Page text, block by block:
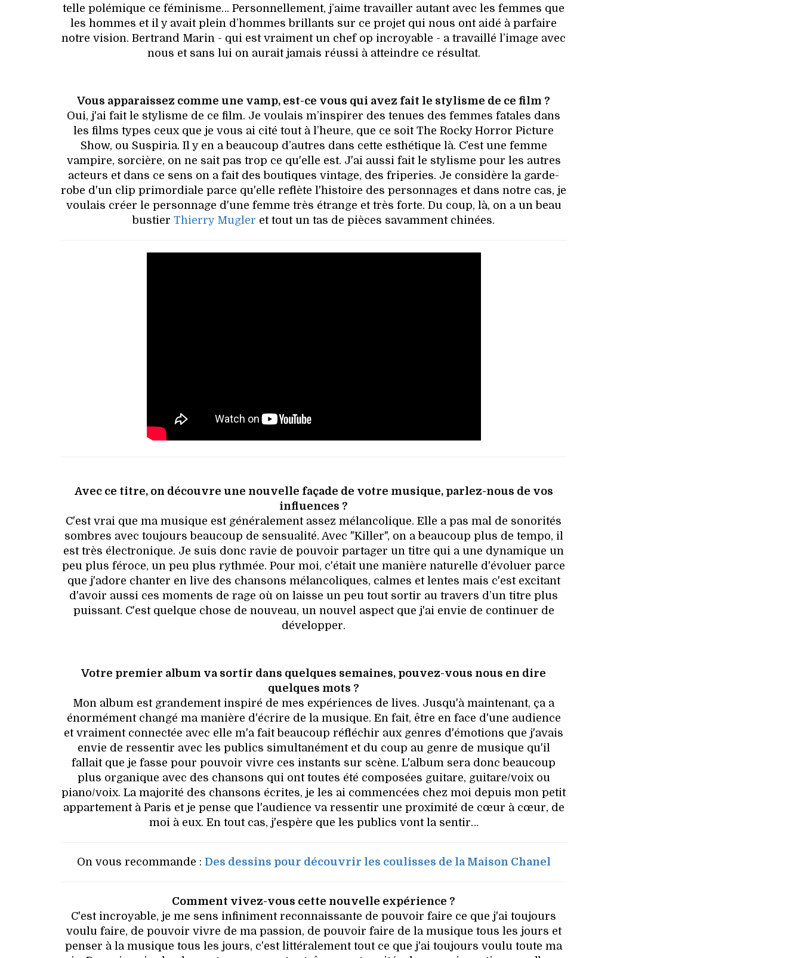
telle polémique ce féminisme… Personnellement, j’aime travailler autant avec les femmes que
les hommes et il y avait plein d’hommes brillants sur ce projet qui nous ont aidé à parfaire
notre vision. Bertrand Marin - qui est vraiment un chef op incroyable - a travaillé l’image avec
nous et sans lui on aurait jamais réussi à atteindre ce résultat.
Vous apparaissez comme une vamp, est-ce vous qui avez fait le stylisme de ce film ?
Oui, j'ai fait le stylisme de ce film. Je voulais m’inspirer des tenues des femmes fatales dans
les films types ceux que je vous ai cité tout à l’heure, que ce soit The Rocky Horror Picture
Show, ou Suspiria. Il y en a beaucoup d’autres dans cette esthétique là. C’est une femme
vampire, sorcière, on ne sait pas trop ce qu'elle est. J'ai aussi fait le stylisme pour les autres
acteurs et dans ce sens on a fait des boutiques vintage, des friperies. Je considère la garde-
robe d'un clip primordiale parce qu'elle reflète l'histoire des personnages et dans notre cas, je
voulais créer le personnage d'une femme très étrange et très forte. Du coup, là, on a un beau
bustierThierry Mugler et tout un tas de pièces savamment chinées.
Avec ce titre, on découvre une nouvelle façade de votre musique, parlez-nous de vos
influences ?
C'est vrai que ma musique est généralement assez mélancolique. Elle a pas mal de sonorités
sombres avec toujours beaucoup de sensualité. Avec "Killer", on a beaucoup plus de tempo, il
est très électronique. Je suis donc ravie de pouvoir partager un titre qui a une dynamique un
peu plus féroce, un peu plus rythmée. Pour moi, c'était une manière naturelle d'évoluer parce
que j'adore chanter en live des chansons mélancoliques, calmes et lentes mais c'est excitant
d'avoir aussi ces moments de rage où on laisse un peu tout sortir au travers d’un titre plus
puissant. C'est quelque chose de nouveau, un nouvel aspect que j'ai envie de continuer de
développer.
Votre premier album va sortir dans quelques semaines, pouvez-vous nous en dire
quelques mots ?
Mon album est grandement inspiré de mes expériences de lives. Jusqu'à maintenant, ça a
énormément changé ma manière d'écrire de la musique. En fait, être en face d'une audience
et vraiment connectée avec elle m'a fait beaucoup réfléchir aux genres d'émotions que j'avais
envie de ressentir avec les publics simultanément et du coup au genre de musique qu'il
fallait que je fasse pour pouvoir vivre ces instants sur scène. L'album sera donc beaucoup
plus organique avec des chansons qui ont toutes été composées guitare, guitare/voix ou
piano/voix. La majorité des chansons écrites, je les ai commencées chez moi depuis mon petit
appartement à Paris et je pense que l'audience va ressentir une proximité de cœur à cœur, de
moi à eux. En tout cas, j'espère que les publics vont la sentir…
On vous recommande : Des dessins pour découvrir les coulisses de la Maison Chanel
Comment vivez-vous cette nouvelle expérience ?
C'est incroyable, je me sens infiniment reconnaissante de pouvoir faire ce que j'ai toujours
voulu faire, de pouvoir vivre de ma passion, de pouvoir faire de la musique tous les jours et
penser à la musique tous les jours, c'est littéralement tout ce que j'ai toujours voulu toute ma